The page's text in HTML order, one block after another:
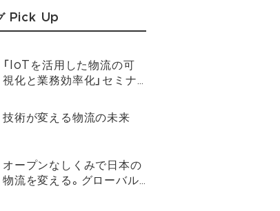
グ Pick Up
「IoTを活用した物流の可
視化と業務効率化」セミナ
技術が変える物流の未来
オープンなしくみで日本の
物流を変える。グローバル